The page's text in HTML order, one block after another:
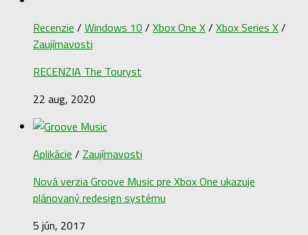
Recenzie / Windows 10 / Xbox One X/ Xbox Series X/
Zaujímavosti
RECENZIA The Touryst
22 aug, 2020
Aplikácie / Zaujímavosti
Nová verzia Groove Music pre Xbox One ukazuje
plánovaný redesign systému
5 jún, 2017